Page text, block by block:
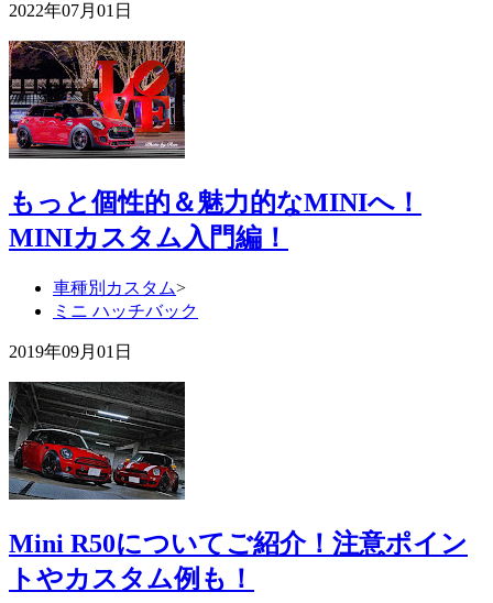
2022年07月01日
もっと個性的＆魅力的なMINIへ！
MINIカスタム入門編！
車種別カスタム>
ミニ ハッチバック
2019年09月01日
Mini R50についてご紹介！注意ポイン
トやカスタム例も！